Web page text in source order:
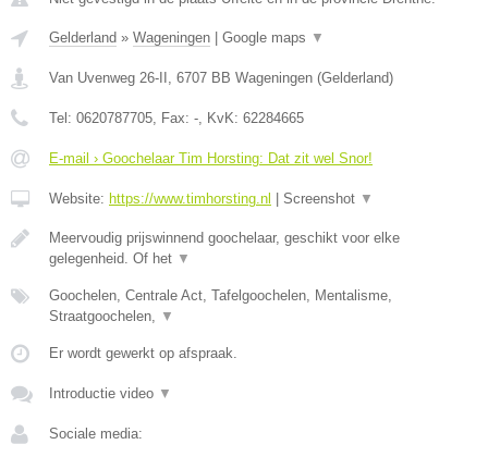
Gelderland » Wageningen Google maps ▼
Van Uvenweg 26-II , 6707 BB Wageningen (Gelderland)
Tel: 0620787705, Fax: -, KvK: 62284665
E-mail › Goochelaar Tim Horsting: Dat zit wel Snor!
Website: https://www.timhorsting.nl Screenshot ▼
Meervoudig prijswinnend goochelaar, geschikt voor elke
gelegenheid. Of het ▼
Goochelen, Centrale Act, Tafelgoochelen, Mentalisme,
Straatgoochelen, ▼
Er wordt gewerkt op afspraak.
Introductie video ▼
Sociale media: